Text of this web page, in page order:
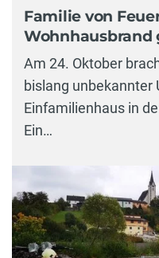
Familie von
Wohnhausbrand
Am 24. Oktober
bislang unbekannter
Einfamilienhaus in
Ein…